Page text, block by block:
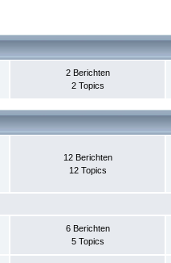
2 Berichten
2 Topics
12 Berichten
12 Topics
6 Berichten
5 Topics